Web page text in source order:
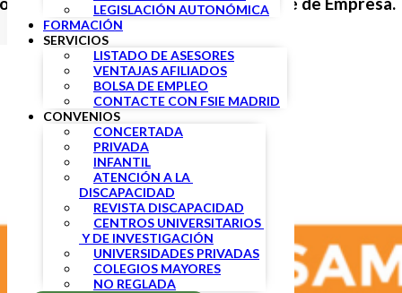
LEGISLACIÓN AUTONÓMICA
FORMACIÓN
SERVICIOS
LISTADO DE ASESORES
VENTAJAS AFILIADOS
BOLSA DE EMPLEO
CONTACTE CON FSIE MADRID
CONVENIOS
CONCERTADA
PRIVADA
INFANTIL
ATENCIÓN A LA
DISCAPACIDAD
REVISTA DISCAPACIDAD
CENTROS UNIVERSITARIOS
Y DE INVESTIGACIÓN
UNIVERSIDADES PRIVADAS
COLEGIOS MAYORES
NO REGLADA